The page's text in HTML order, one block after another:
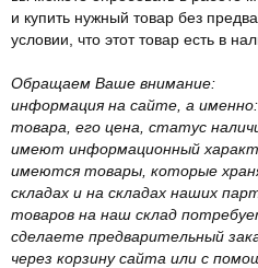
и купить нужный товар без
условии, что этот товар есть в
Обращаем Ваше внимание:
информация на сайте, а
товара, его цена, статус
имеют информационный
имеются товары, которые
складах и на складах наших
товаров на наш склад
сделаете предварительный
через корзину сайта или с